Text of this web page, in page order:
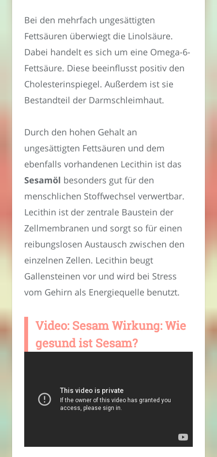
Bei den mehrfach ungesättigten
Fettsäuren überwiegt die Linolsäure.
Dabei handelt es sich um eine Omega-6-
Fettsäure. Diese beeinflusst positiv den
Cholesterinspiegel. Außerdem ist sie
Bestandteil der Darmschleimhaut.
Durch den hohen Gehalt an
ungesättigten Fettsäuren und dem
ebenfalls vorhandenen Lecithin ist das
Sesamöl besonders gut für den
menschlichen Stoffwechsel verwertbar.
Lecithin ist der zentrale Baustein der
Zellmembranen und sorgt so für einen
reibungslosen Austausch zwischen den
einzelnen Zellen. Lecithin beugt
Gallensteinen vor und wird bei Stress
vom Gehirn als Energiequelle benutzt.
Video: Sesam Wirkung: Wie
gesund ist Sesam?